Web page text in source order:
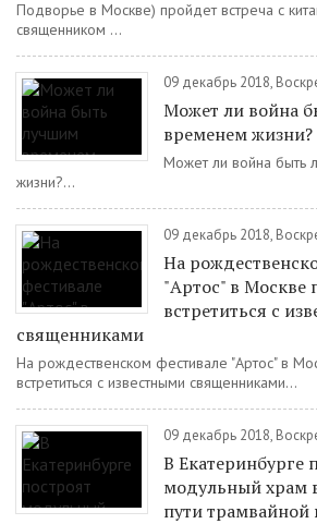
Подворье в Москве) пройдет встреча с
священником ...
09 декабрь 2018,
Может ли война
временем жизни?
Может ли война быть
жизни?...
09 декабрь 2018,
На
"Артос" в Москве
встретиться с
священниками
На рождественском фестивале "Артос" в
встретиться с известными священниками...
09 декабрь 2018,
В Екатеринбурге
модульный храм
пути трамвайной